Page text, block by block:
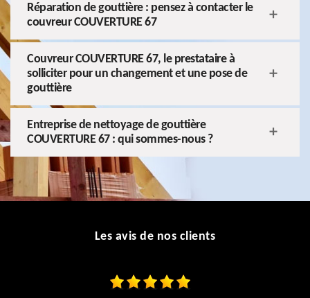
Réparation de gouttière : pensez à contacter le
couvreur COUVERTURE 67
Couvreur COUVERTURE 67, le prestataire à
solliciter pour un changement et une pose de
gouttière
Entreprise de nettoyage de gouttière
COUVERTURE 67 : qui sommes-nous ?
Les avis de nos clients